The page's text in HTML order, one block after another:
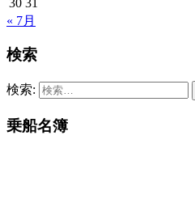
« 7月
検索
検索:
乗船名簿